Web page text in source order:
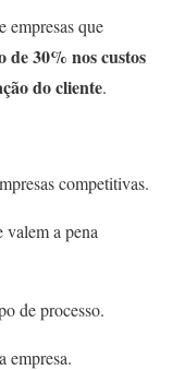
que
de 30% nos custos
do cliente.
competitivas.
valem a pena
de processo.
empresa.